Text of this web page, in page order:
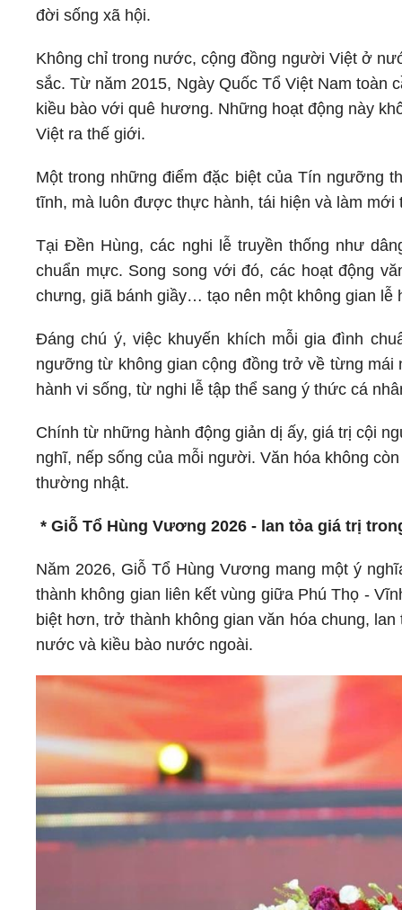
đời sống xã hội.
Không chỉ trong nước, cộng đồng người Việt ở
sắc. Từ năm 2015, Ngày Quốc Tổ Việt Nam
kiều bào với quê hương. Những hoạt động này
Việt ra thế giới.
Một trong những điểm đặc biệt của Tín ngưỡng
tĩnh, mà luôn được thực hành, tái hiện và làm mới
Tại Đền Hùng, các nghi lễ truyền thống như
chuẩn mực. Song song với đó, các hoạt động
chưng, giã bánh giầy… tạo nên một không gian lễ
Đáng chú ý, việc khuyến khích mỗi gia đình
ngưỡng từ không gian cộng đồng trở về từng
hành vi sống, từ nghi lễ tập thể sang ý thức cá
Chính từ những hành động giản dị ấy, giá trị cội
nghĩ, nếp sống của mỗi người. Văn hóa không
thường nhật.
* Giỗ Tổ Hùng Vương 2026 - lan tỏa giá trị
Năm 2026, Giỗ Tổ Hùng Vương mang một ý
thành không gian liên kết vùng giữa Phú Thọ -
biệt hơn, trở thành không gian văn hóa chung,
nước và kiều bào nước ngoài.